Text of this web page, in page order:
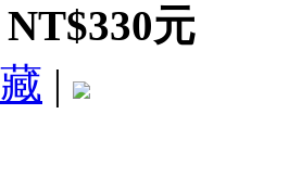
NT$330元
|